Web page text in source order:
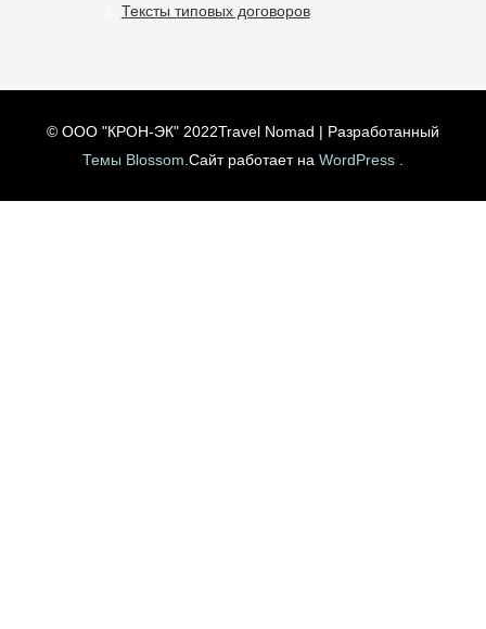
Тексты типовых договоров
© ООО "КРОН-ЭК" 2022Travel Nomad | Разработанный
Темы Blossom .Сайт работает на WordPress